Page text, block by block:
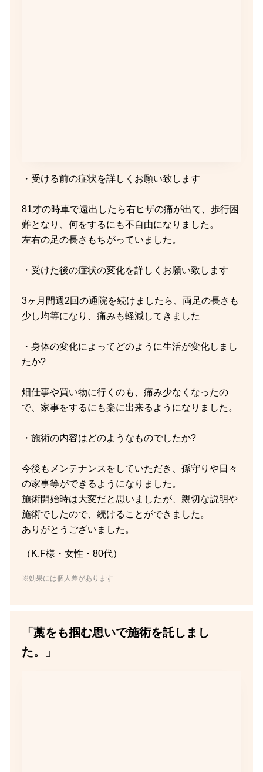
・受ける前の症状を詳しくお願い致します
81才の時車で遠出したら右ヒザの痛が出て、歩行困
難となり、何をするにも不自由になりました。
左右の足の長さもちがっていました。
・受けた後の症状の変化を詳しくお願い致します
3ヶ月間週2回の通院を続けましたら、両足の長さも
少し均等になり、痛みも軽減してきました
・身体の変化によってどのように生活が変化しまし
たか?
畑仕事や買い物に行くのも、痛み少なくなったの
で、家事をするにも楽に出来るようになりました。
・施術の内容はどのようなものでしたか?
今後もメンテナンスをしていただき、孫守りや日々
の家事等ができるようになりました。
施術開始時は大変だと思いましたが、親切な説明や
施術でしたので、続けることができました。
ありがとうございました。
（K.F様・女性・80代）
※効果には個人差があります
「藁をも掴む思いで施術を託しまし
た。」